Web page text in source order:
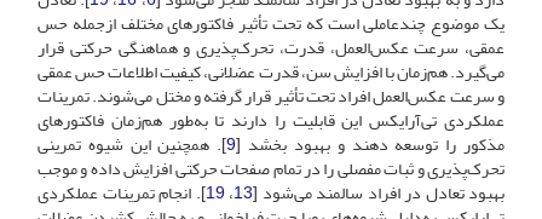
یک موضوع چندعاملی است که تحت تأثیر فاکتورهای مختلف ازجمله حس
عمقی، سرعت عکس‌العمل، قدرت، تحرک‌پذیری و هماهنگی حرکتی قرار
می‌گیرد. هم‌زمان با افزایش سن، قدرت عضلانی، کیفیت اطلاعات حس عمقی
و سرعت عکس‌العمل افراد تحت تأثیر قرار گرفته و مختل می‌شوند. تمرینات
عملکردی تی‌آرایکس این قابلیت را دارند تا به‌طور هم‌زمان فاکتورهای
مذکور را توسعه دهند و بهبود بخشد [9]. همچنین این شیوه تمرینی
تحرک‌پذیری و ثبات مفصلی را در تمام صفحات حرکتی افزایش داده و موجب
بهبود تعادل در افراد سالمند می‌شود [13،19]. انجام تمرینات عملکردی